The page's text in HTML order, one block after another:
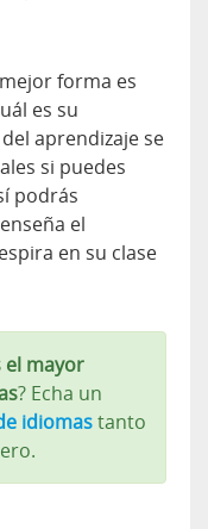
forma es
es su
aprendizaje se
si puedes
podrás
el
en su clase
el mayor
? Echa un
idiomastanto